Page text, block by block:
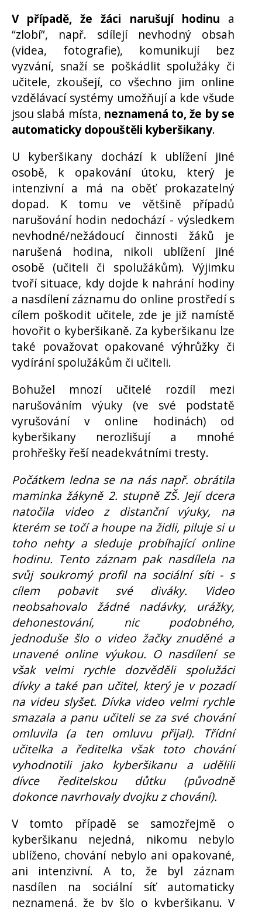
V případě, že žáci narušují hodinu a
“zlobí”, např. sdílejí nevhodný obsah
(videa, fotografie), komunikují bez
vyzvání, snaží se poškádlit spolužáky či
učitele, zkoušejí, co všechno jim online
vzdělávací systémy umožňují a kde všude
jsou slabá místa, neznamená to, že by se
automaticky dopouštěli kyberšikany.
U kyberšikany dochází k ublížení jiné
osobě, k opakování útoku, který je
intenzivní a má na oběť prokazatelný
dopad. K tomu ve většině případů
narušování hodin nedochází - výsledkem
nevhodné/nežádoucí činnosti žáků je
narušená hodina, nikoli ublížení jiné
osobě (učiteli či spolužákům). Výjimku
tvoří situace, kdy dojde k nahrání hodiny
a nasdílení záznamu do online prostředí s
cílem poškodit učitele, zde je již namístě
hovořit o kyberšikaně. Za kyberšikanu lze
také považovat opakované výhrůžky či
vydírání spolužákům či učiteli.
Bohužel mnozí učitelé rozdíl mezi
narušováním výuky (ve své podstatě
vyrušování v online hodinách) od
kyberšikany nerozlišují a mnohé
prohřešky řeší neadekvátními tresty.
Počátkem ledna se na nás např. obrátila
maminka žákyně 2. stupně ZŠ. Její dcera
natočila video z distanční výuky, na
kterém se točí a houpe na židli, piluje si u
toho nehty a sleduje probíhající online
hodinu. Tento záznam pak nasdílela na
svůj soukromý profil na sociální síti - s
cílem pobavit své diváky. Video
neobsahovalo žádné nadávky, urážky,
dehonestování, nic podobného,
jednoduše šlo o video žačky znuděné a
unavené online výukou. O nasdílení se
však velmi rychle dozvěděli spolužáci
dívky a také pan učitel, který je v pozadí
na videu slyšet. Dívka video velmi rychle
smazala a panu učiteli se za své chování
omluvila (a ten omluvu přijal). Třídní
učitelka a ředitelka však toto chování
vyhodnotili jako kyberšikanu a udělili
dívce ředitelskou důtku (původně
dokonce navrhovaly dvojku z chování).
V tomto případě se samozřejmě o
kyberšikanu nejedná, nikomu nebylo
ublíženo, chování nebylo ani opakované,
ani intenzivní. A to, že byl záznam
nasdílen na sociální síť automaticky
neznamená, že by šlo o kyberšikanu. V